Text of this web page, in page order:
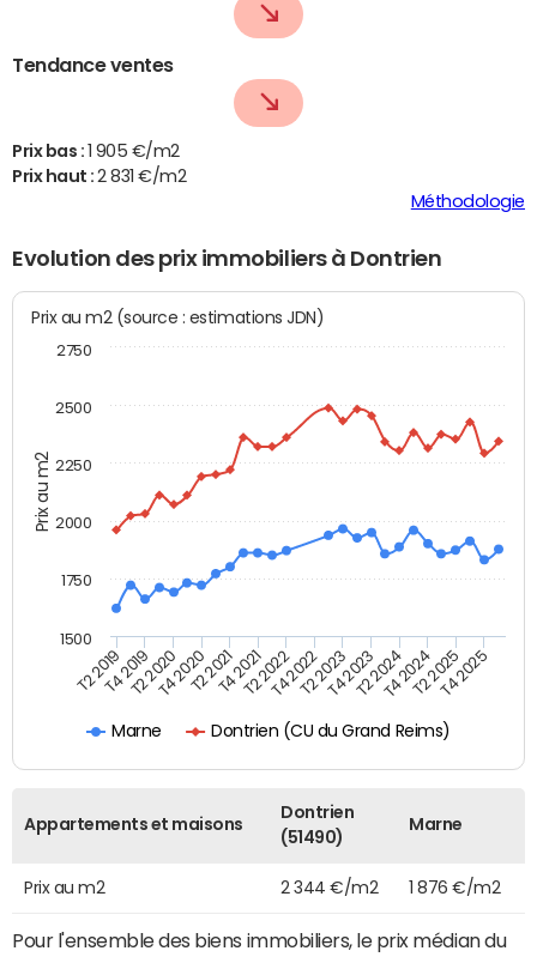
Tendance ventes
Prix bas :
1 905 €/m2
Prix haut :2 831 €/m2
Méthodologie
Evolution des prix immobiliers à Dontrien
Prix au m2
Prix au m2 (source : estimations JDN)
Marne Dontrien (CU du Grand Reims)
T2 2019T4 2019T2 2020T4 2020T2 2021T4 2021T2 2022T4 2022T2 2023T4 2023T2 2024T4 2024T2 2025T4 2025
1500
1750
2000
2250
2500
2750
Appartements et maisons
Dontrien
(51490)
Marne
Prix au m2 2 344 €/m2 1 876 €/m2
Pour l'ensemble des biens immobiliers, le prix médian du